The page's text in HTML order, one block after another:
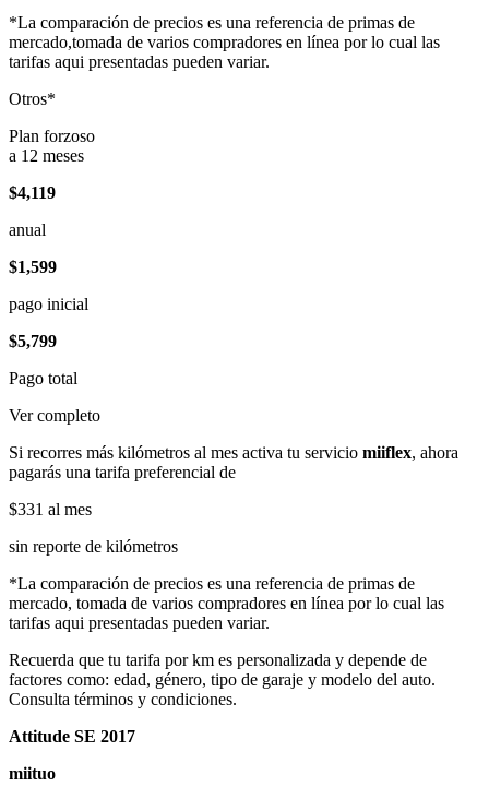
*La comparación de precios es una referencia de primas de
mercado,tomada de varios compradores en línea por lo cual las
tarifas aqui presentadas pueden variar.
Otros*
Plan forzoso
a 12 meses
$4,119
anual
$1,599
pago inicial
$5,799
Pago total
Ver completo
Si recorres más kilómetros al mes activa tu servicio miiflex, ahora
pagarás una tarifa preferencial de
$331 al mes
sin reporte de kilómetros
*La comparación de precios es una referencia de primas de
mercado, tomada de varios compradores en línea por lo cual las
tarifas aqui presentadas pueden variar.
Recuerda que tu tarifa por km es personalizada y depende de
factores como: edad, género, tipo de garaje y modelo del auto.
Consulta términos y condiciones.
Attitude SE 2017
miituo